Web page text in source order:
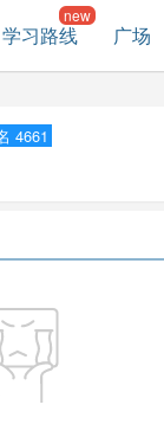
学习路线 广场
4661